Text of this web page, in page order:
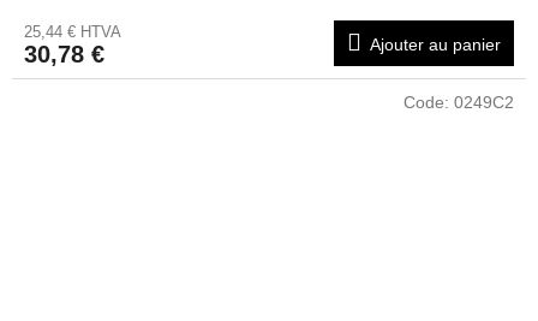
25,44 € HTVA
30,78 € Ajouter au panier
Code: 0249C2